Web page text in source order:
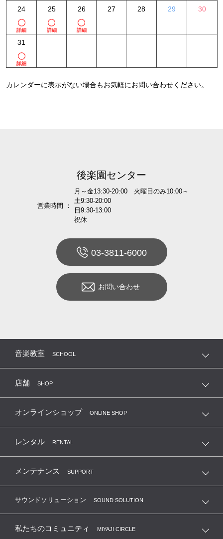
24
詳細
25
詳細
26
詳細
27 28 29 30
31
詳細
カレンダーに表示がない場合もお気軽にお問い合わせください。
後楽園センター
営業時間 ：
月～金13:30-20:00 火曜日のみ10:00～
土9:30-20:00
日9:30-13:00
祝休
03-3811-6000
お問い合わせ
音楽教室 SCHOOL
店舗 SHOP
オンラインショップ ONLINE SHOP
レンタル RENTAL
メンテナンス SUPPORT
サウンドソリューション SOUND SOLUTION
私たちのコミュニティ MIYAJI CIRCLE